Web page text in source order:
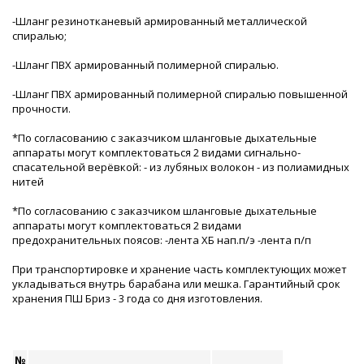
-Шланг резинотканевый армированный металлической
спиралью;
-Шланг ПВХ армированный полимерной спиралью.
-Шланг ПВХ армированный полимерной спиралью повышенной
прочности.
*По согласованию с заказчиком шланговые дыхательные
аппараты могут комплектоваться 2 видами сигнально-
спасательной верёвкой: - из лубяных волокон - из полиамидных
нитей
*По согласованию с заказчиком шланговые дыхательные
аппараты могут комплектоваться 2 видами
предохранительных поясов: -лента ХБ нап.п/э -лента п/п
При транспортировке и хранение часть комплектующих может
укладываться внутрь барабана или мешка. Гарантийный срок
хранения ПШ Бриз - 3 года со дня изготовления.
№